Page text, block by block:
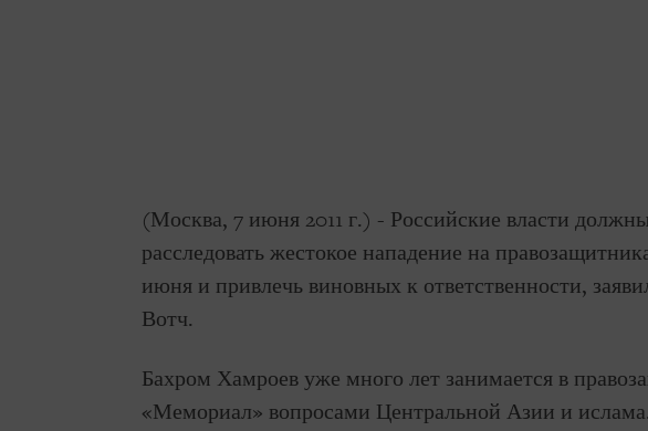
(Москва, 7 июня 2011 г.) - Российские власти
расследовать жестокое нападение на
июня и привлечь виновных к ответственности,
Вотч.
Бахром Хамроев уже много лет занимается в
«Мемориал» вопросами Центральной Азии и